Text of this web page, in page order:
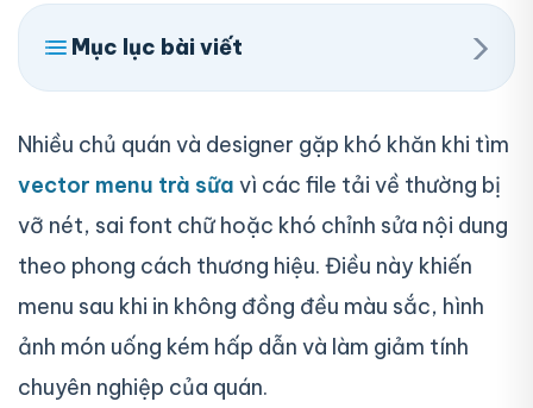
Mục lục bài viết ›
Nhiều chủ quán và designer gặp khó khăn khi tìm
vector menu trà sữa vì các file tải về thường bị
vỡ nét, sai font chữ hoặc khó chỉnh sửa nội dung
theo phong cách thương hiệu. Điều này khiến
menu sau khi in không đồng đều màu sắc, hình
ảnh món uống kém hấp dẫn và làm giảm tính
chuyên nghiệp của quán.